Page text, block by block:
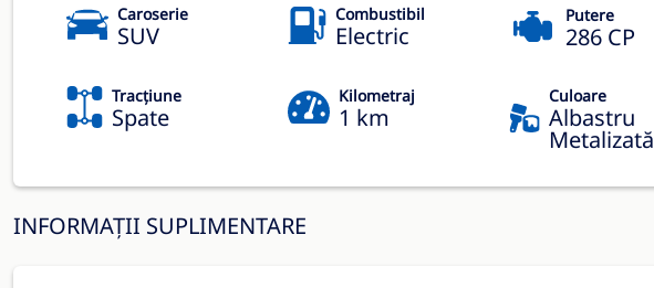
Caroserie
SUV
Combustibil
Electric
Putere
286 CP
Tracțiune
Spate
Kilometraj
1 km
Culoare
Albastru
Metalizată
INFORMAȚII SUPLIMENTARE